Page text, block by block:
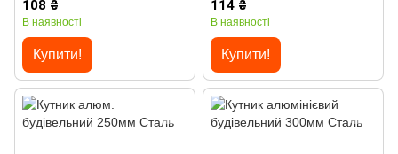
108 ₴
В наявності
Купити!
114 ₴
В наявності
Купити!